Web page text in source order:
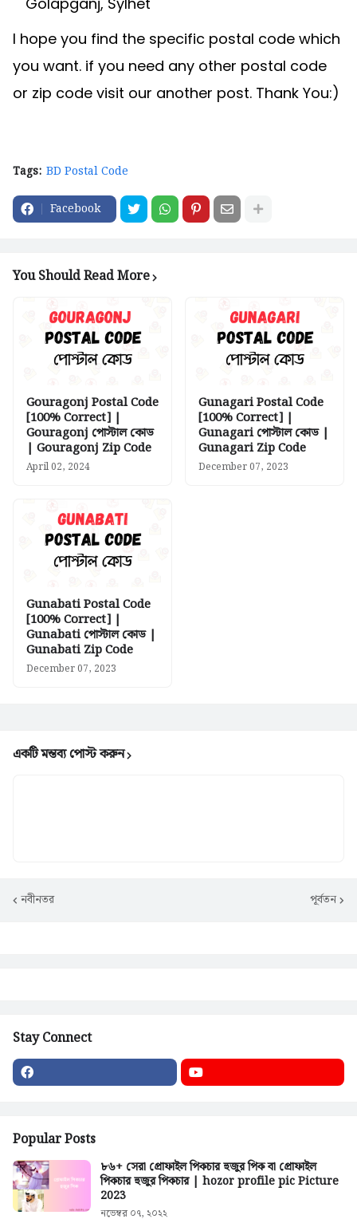
I hope you find the specific postal code which
you want. if you need any other postal code
or zip code visit our another post. Thank You:)
Tags: BD Postal Code
Facebook
You Should Read More
Gouragonj Postal Code
[100% Correct] |
Gouragonj পোস্টাল কোড
| Gouragonj Zip Code
April 02, 2024
Gunagari Postal Code
[100% Correct] |
Gunagari পোস্টাল কোড |
Gunagari Zip Code
December 07, 2023
Gunabati Postal Code
[100% Correct] |
Gunabati পোস্টাল কোড |
Gunabati Zip Code
December 07, 2023
একটি মন্তব্য পোস্ট করুন
নবীনতর পূর্বতন
Stay Connect
Popular Posts
৮৬+ সেরা প্রোফাইল পিকচার হুজুর পিক বা প্রোফাইল
পিকচার হুজুর পিকচার | hozor profile pic Picture
2023
নভেম্বর ০৭, ২০২২